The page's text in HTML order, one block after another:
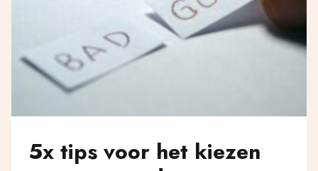
5x tips voor het kiezen